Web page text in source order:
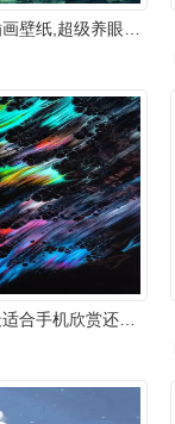
这些竖屏美图最适合手机欣赏还可下载做壁纸